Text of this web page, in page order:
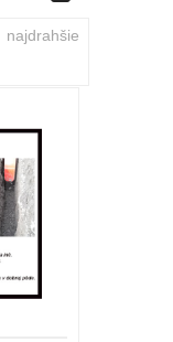
najdrahšie